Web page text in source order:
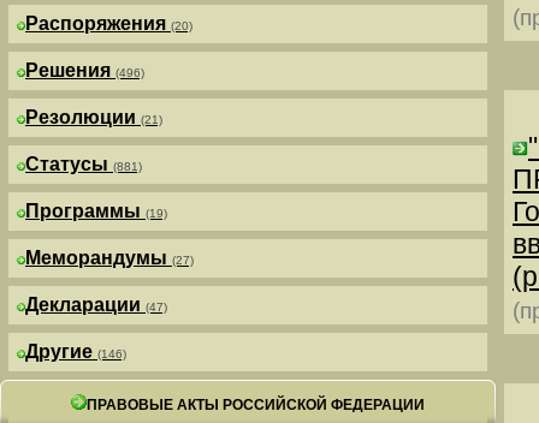
Распоряжения (20)
Решения (496)
Резолюции (21)
Статусы (881)
Программы (19)
Меморандумы (27)
Декларации (47)
Другие (146)
ПРАВОВЫЕ АКТЫ РОССИЙСКОЙ ФЕДЕРАЦИИ